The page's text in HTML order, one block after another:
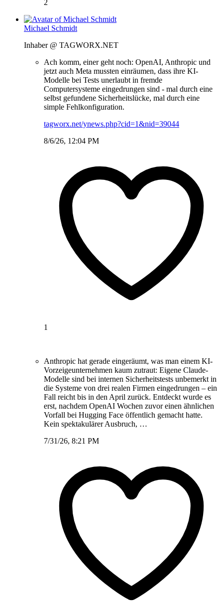
2
Michael Schmidt
Inhaber @ TAGWORX.NET
Ach komm, einer geht noch: OpenAI, Anthropic und
jetzt auch Meta mussten einräumen, dass ihre KI-
Modelle bei Tests unerlaubt in fremde
Computersysteme eingedrungen sind - mal durch eine
selbst gefundene Sicherheitslücke, mal durch eine
simple Fehlkonfiguration.
tagworx.net/ynews.php?cid=1&nid=39044
8/6/26, 12:04 PM
1
Anthropic hat gerade eingeräumt, was man einem KI-
Vorzeigeunternehmen kaum zutraut: Eigene Claude-
Modelle sind bei internen Sicherheitstests unbemerkt in
die Systeme von drei realen Firmen eingedrungen – ein
Fall reicht bis in den April zurück. Entdeckt wurde es
erst, nachdem OpenAI Wochen zuvor einen ähnlichen
Vorfall bei Hugging Face öffentlich gemacht hatte.
Kein spektakulärer Ausbruch, …
7/31/26, 8:21 PM